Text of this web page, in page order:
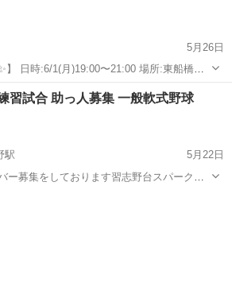
5月26日
橋の
30
ます♩ "みんなで楽しく"がモットーで...
駅 スポーツ バレー
習試合 助っ人募集 一般軟式野球
駅
5月22日
ー募集をしております習志野台スパークス